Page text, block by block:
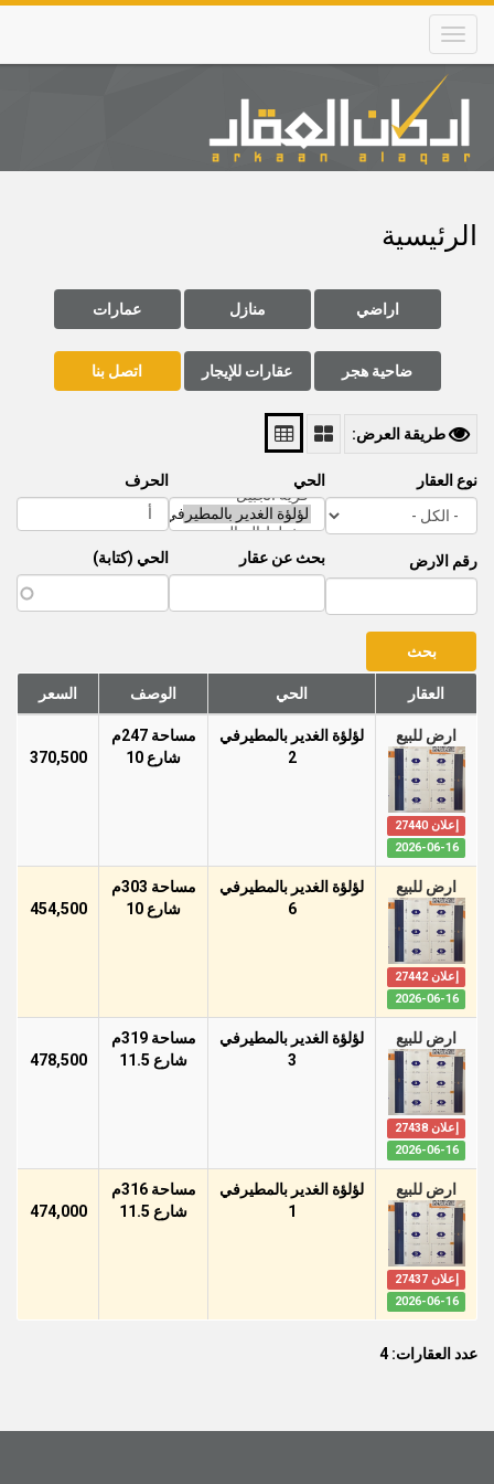
Skip
main
content
Main
navigation
الرئيسية
اراضي منازل عمارات
ضاحية هجر عقارات للإيجار اتصل بنا
طريقة العرض:
نوع العقار
رقم الارض
الحي
بحث عن عقار
الحرف
الحي (كتابة)
العقار الحي الوصف السعر
ارض للبيع
إعلان 27440
2026-06-16
لؤلؤة الغدير بالمطيرفي
2
مساحة 247م
شارع 10
370,500
ارض للبيع
إعلان 27442
2026-06-16
لؤلؤة الغدير بالمطيرفي
6
مساحة 303م
شارع 10
454,500
ارض للبيع
إعلان 27438
2026-06-16
لؤلؤة الغدير بالمطيرفي
3
مساحة 319م
شارع 11.5
478,500
ارض للبيع
إعلان 27437
2026-06-16
لؤلؤة الغدير بالمطيرفي
1
مساحة 316م
شارع 11.5
474,000
عدد العقارات: 4